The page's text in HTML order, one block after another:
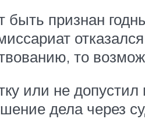
признан
то
или не
дела через